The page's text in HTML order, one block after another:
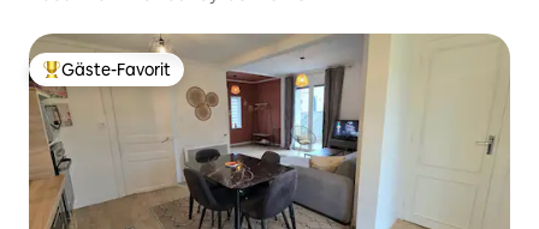
Beliebter Gäste-Favorit.
Gäste-Favorit